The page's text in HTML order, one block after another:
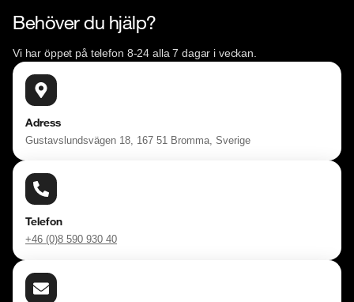
Behöver du hjälp?
Vi har öppet på telefon 8-24 alla 7 dagar i veckan.
Adress
Gustavslundsvägen 18, 167 51 Bromma, Sverige
Telefon
+46 (0)8 590 930 40